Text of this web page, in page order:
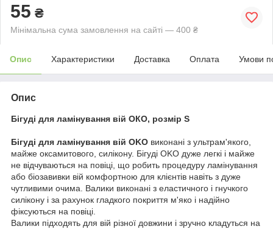
55 ₴
Мінімальна сума замовлення на сайті — 400 ₴
Опис Характеристики Доставка Оплата Умови
Опис
Бігуді для ламінування вій ОКО, розмір S
Бігуді для ламінування вій OKO виконані з ультрам'якого,
майже оксамитового, силікону. Бігуді OKO дуже легкі і майже
не відчуваються на повіці, що робить процедуру ламінування
або біозавивки вій комфортною для клієнтів навіть з дуже
чутливими очима. Валики виконані з еластичного і гнучкого
силікону і за рахунок гладкого покриття м'яко і надійно
фіксуються на повіці.
Валики підходять для вій різної довжини і зручно кладуться на